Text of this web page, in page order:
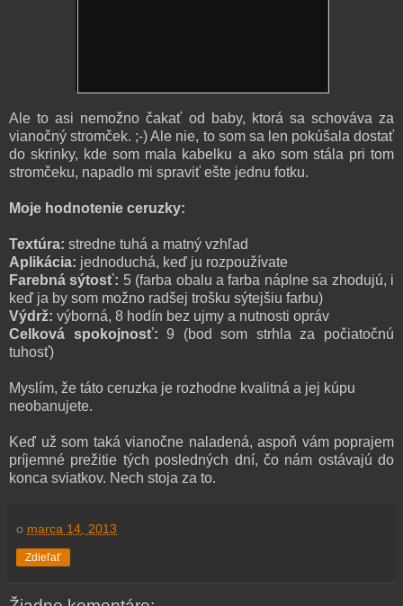
Ale to asi nemožno čakať od baby, ktorá sa schováva za
vianočný stromček. ;-) Ale nie, to som sa len pokúšala dostať
do skrinky, kde som mala kabelku a ako som stála pri tom
stromčeku, napadlo mi spraviť ešte jednu fotku.
Moje hodnotenie ceruzky:
Textúra: stredne tuhá a matný vzhľad
Aplikácia: jednoduchá, keď ju rozpoužívate
Farebná sýtosť: 5 (farba obalu a farba náplne sa zhodujú, i
keď ja by som možno radšej trošku sýtejšiu farbu)
Výdrž: výborná, 8 hodín bez ujmy a nutnosti opráv
Celková spokojnosť: 9 (bod som strhla za počiatočnú
tuhosť)
Myslím, že táto ceruzka je rozhodne kvalitná a jej kúpu
neobanujete.
Keď už som taká vianočne naladená, aspoň vám poprajem
príjemné prežitie tých posledných dní, čo nám ostávajú do
konca sviatkov. Nech stoja za to.
o marca 14, 2013
Zdieľať